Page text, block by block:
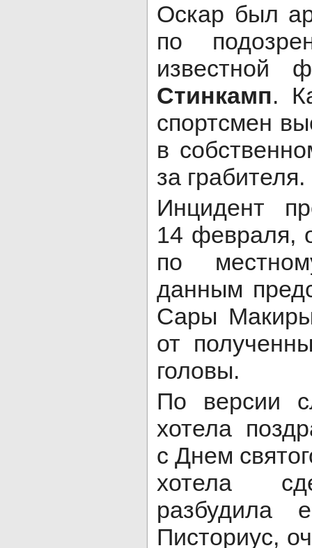
Оскар был
по
известной
Стинкамп.
спортсмен
в
за грабителя.
Инцидент
14 февраля,
по
данным
Сары
от
головы.
По версии
хотела
с Днем
хотела
разбудила
Писториус,